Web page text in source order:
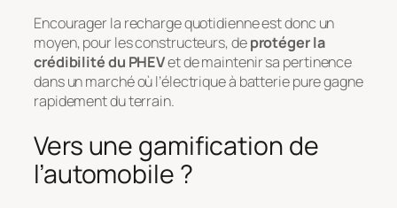
Encourager la recharge quotidienne est donc un
moyen, pour les constructeurs, deprotéger la
crédibilité du PHEVet de maintenir sa pertinence
dans un marché où l’électrique à batterie pure gagne
rapidement du terrain.
Vers une gamification de
l’automobile ?